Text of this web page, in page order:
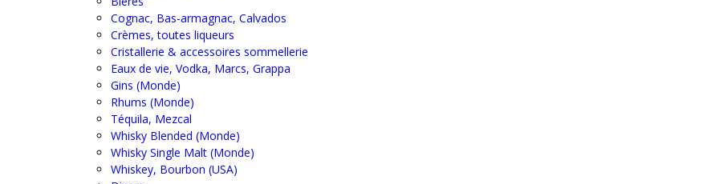
Cognac, Bas-armagnac, Calvados
Crèmes, toutes liqueurs
Cristallerie & accessoires sommellerie
Eaux de vie, Vodka, Marcs, Grappa
Gins (Monde)
Rhums (Monde)
Téquila, Mezcal
Whisky Blended (Monde)
Whisky Single Malt (Monde)
Whiskey, Bourbon (USA)